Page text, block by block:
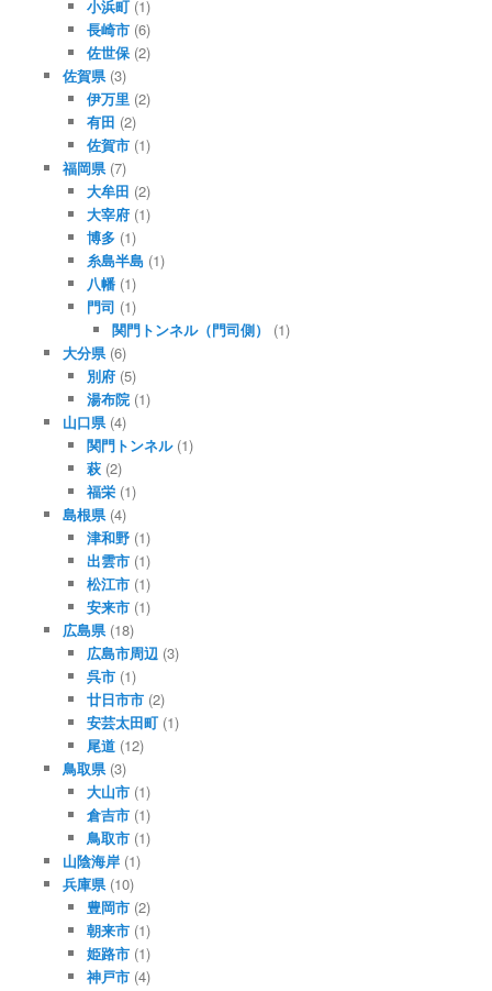
小浜町 (1)
長崎市 (6)
佐世保 (2)
佐賀県(3)
伊万里 (2)
有田 (2)
佐賀市 (1)
福岡県(7)
大牟田 (2)
大宰府 (1)
博多 (1)
糸島半島 (1)
八幡 (1)
門司 (1)
関門トンネル（門司側）
(1)
大分県(6)
別府 (5)
湯布院 (1)
山口県(4)
関門トンネル(1)
萩 (2)
福栄 (1)
島根県(4)
津和野 (1)
出雲市 (1)
松江市 (1)
安来市 (1)
広島県(18)
広島市周辺 (3)
呉市 (1)
廿日市市 (2)
安芸太田町 (1)
尾道 (12)
鳥取県(3)
大山市 (1)
倉吉市 (1)
鳥取市 (1)
山陰海岸(1)
兵庫県(10)
豊岡市 (2)
朝来市 (1)
姫路市 (1)
神戸市 (4)